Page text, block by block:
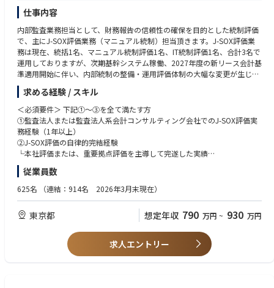
＜在宅勤務＞
平均週２日程度（特に決まりはなく、一定柔軟に取得することが可能で
す）
仕事内容
内部監査業務担当として、財務報告の信頼性の確保を目的とした統制評価
で、主にJ-SOX評価業務（マニュアル統制）担当頂きます。J-SOX評価業
務は現在、統括1名、マニュアル統制評価1名、IT統制評価1名、合計3名で
運用しておりますが、次期基幹システム稼働、2027年度の新リース会計基
準適用開始に伴い、内部統制の整備・運用評価体制の大幅な変更が生じる
ことから、新たなメンバーを募集することになりました。
＜具体的には＞
■新リース会計基準適用および基幹システム導入に伴う統制再設計時の検
証・助言
■財務報告に係る内部統制の評価、指摘事項の抽出および統制強化の提案
監査部は12名の組織で、以下の業務を担当しています。
■財務報告に係る内部統制評価業務
■内部監査に関する業務
■その他、特命監査および上記に付帯する業務全般
※監査法人出身者は3名在籍しています
■ワークライフバランスを重視しており、短時間で効率の良い働き方を奨
求める経験 / スキル
＜必須要件＞ 下記①～③を全て満たす方
①監査法人または監査法人系会計コンサルティング会社でのJ-SOX評価実
務経験（1年以上）
②J-SOX評価の自律的完結経験
└本社評価または、重要拠点評価を主導して完遂した実績
（証憑管理～評価判断まで自走可能であること）
③会計知識
└商簿記2級以上に相当する会計知識、もしくはIT統制評価の経験を有
＜歓迎要件＞
公認会計士、公認会計士試験合格者、USCPA（米国公認会計士)
＜求める人物像＞
従業員数
625名 （連結：914名 2026年3月末現在）
東京都 想定年収 790 万円 ~ 930 万円
求人エントリー